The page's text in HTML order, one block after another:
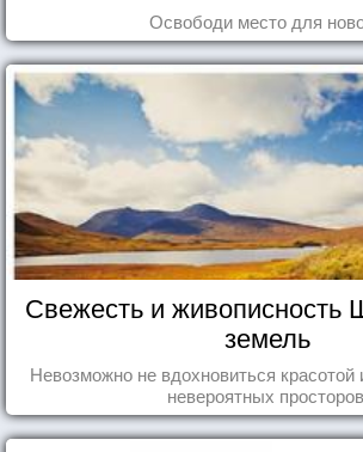
Освободи место для
Свежесть и живописность
земель
Невозможно не вдохновиться красотой
невероятных